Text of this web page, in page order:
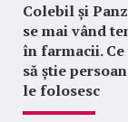
Colebil și
se mai vând
în farmacii.
să știe
le folosesc